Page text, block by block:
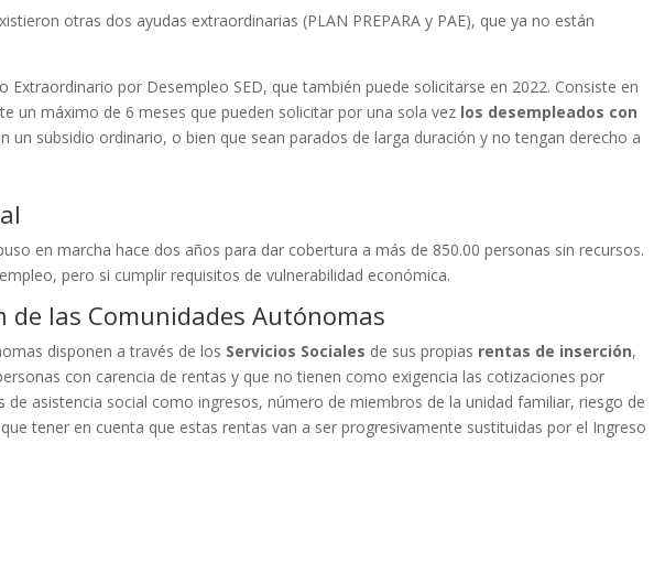
otras dos ayudas extraordinarias (PLAN PREPARA y PAE), que ya no están
Extraordinario por Desempleo SED, que también puede solicitarse en 2022. Consiste en
un máximo de 6 meses que pueden solicitar por una sola vez los desempleados con
un subsidio ordinario, o bien que sean parados de larga duración y no tengan derecho a
en marcha hace dos años para dar cobertura a más de 850.00 personas sin recursos.
pero si cumplir requisitos de vulnerabilidad económica.
de las Comunidades Autónomas
disponen a través de los Servicios Sociales de sus propias rentas de inserción,
con carencia de rentas y que no tienen como exigencia las cotizaciones por
asistencia social como ingresos, número de miembros de la unidad familiar, riesgo de
tener en cuenta que estas rentas van a ser progresivamente sustituidas por el Ingreso